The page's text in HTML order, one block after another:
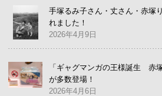
手塚るみ子さん・丈さん・赤塚
れました！
2026年4月9日
「ギャグマンガの王様誕生 赤
が多数登場！
2026年4月6日